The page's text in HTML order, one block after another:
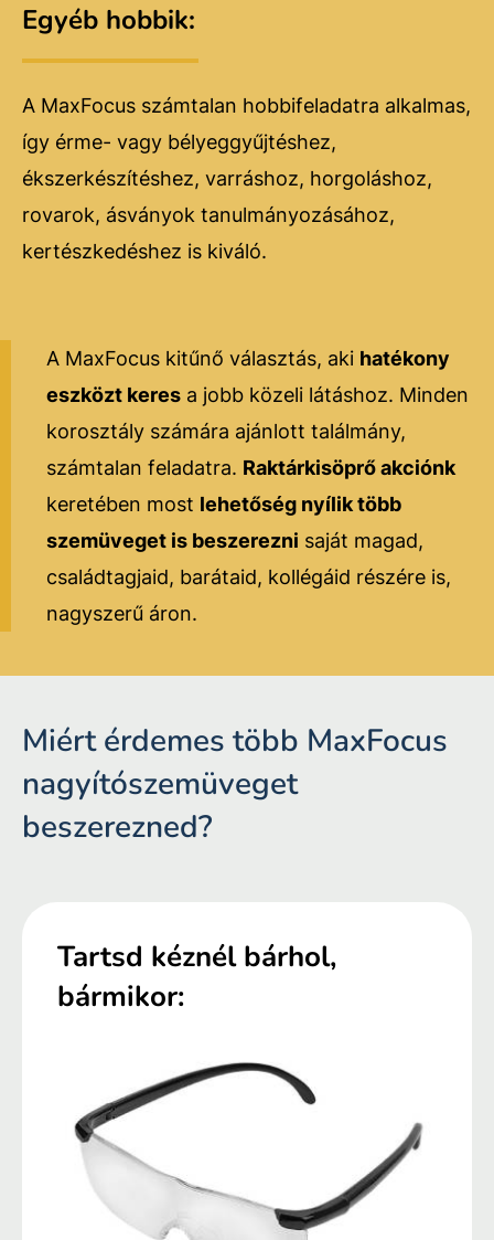
Egyéb hobbik:
A MaxFocus számtalan hobbifeladatra alkalmas,
így érme- vagy bélyeggyűjtéshez,
ékszerkészítéshez, varráshoz, horgoláshoz,
rovarok, ásványok tanulmányozásához,
kertészkedéshez is kiváló.
A MaxFocus kitűnő választás, aki hatékony
eszközt keres a jobb közeli látáshoz. Minden
korosztály számára ajánlott találmány,
számtalan feladatra. Raktárkisöprő akciónk
keretében most lehetőség nyílik több
szemüveget is beszerezni saját magad,
családtagjaid, barátaid, kollégáid részére is,
nagyszerű áron.
Miért érdemes több MaxFocus
nagyítószemüveget
beszerezned?
Tartsd kéznél bárhol,
bármikor: